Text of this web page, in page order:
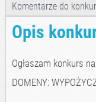
Komentarze do
Opis
Ogłaszam konkurs
DOMENY: